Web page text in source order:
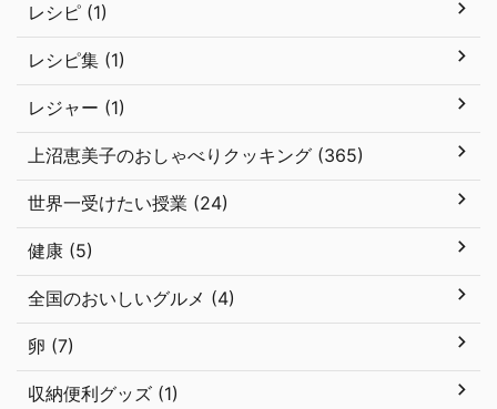
レシピ (1)
レシピ集 (1)
レジャー (1)
上沼恵美子のおしゃべりクッキング (365)
世界一受けたい授業 (24)
健康 (5)
全国のおいしいグルメ (4)
卵 (7)
収納便利グッズ (1)